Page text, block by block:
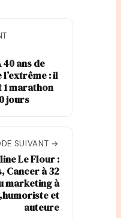
ans de
: il
1 marathon
jours
SUIVANT →
Le Flour :
Cancer à 32
marketing à
et
auteure